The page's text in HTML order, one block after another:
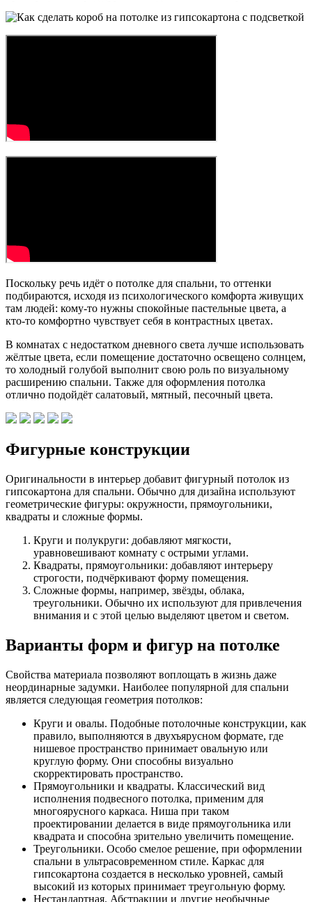
Поскольку речь идёт о потолке для спальни, то оттенки
подбираются, исходя из психологического комфорта живущих
там людей: кому-то нужны спокойные пастельные цвета, а
кто-то комфортно чувствует себя в контрастных цветах.
В комнатах с недостатком дневного света лучше использовать
жёлтые цвета, если помещение достаточно освещено солнцем,
то холодный голубой выполнит свою роль по визуальному
расширению спальни. Также для оформления потолка
отлично подойдёт салатовый, мятный, песочный цвета.
Фигурные конструкции
Оригинальности в интерьер добавит фигурный потолок из
гипсокартона для спальни. Обычно для дизайна используют
геометрические фигуры: окружности, прямоугольники,
квадраты и сложные формы.
Круги и полукруги: добавляют мягкости,
уравновешивают комнату с острыми углами.
Квадраты, прямоугольники: добавляют интерьеру
строгости, подчёркивают форму помещения.
Сложные формы, например, звёзды, облака,
треугольники. Обычно их используют для привлечения
внимания и с этой целью выделяют цветом и светом.
Варианты форм и фигур на потолке
Свойства материала позволяют воплощать в жизнь даже
неординарные задумки. Наиболее популярной для спальни
является следующая геометрия потолков:
Круги и овалы. Подобные потолочные конструкции, как
правило, выполняются в двухъярусном формате, где
нишевое пространство принимает овальную или
круглую форму. Они способны визуально
скорректировать пространство.
Прямоугольники и квадраты. Классический вид
исполнения подвесного потолка, применим для
многоярусного каркаса. Ниша при таком
проектировании делается в виде прямоугольника или
квадрата и способна зрительно увеличить помещение.
Треугольники. Особо смелое решение, при оформлении
спальни в ультрасовременном стиле. Каркас для
гипсокартона создается в несколько уровней, самый
высокий из которых принимает треугольную форму.
Нестандартная. Абстракции и другие необычные